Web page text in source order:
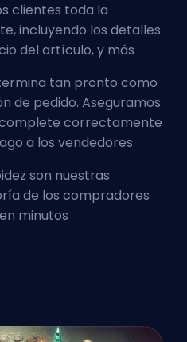
clientes toda la
incluyendo los detalles
del artículo, y más
tan pronto como
de pedido. Aseguramos
correctamente
a los vendedores
son nuestras
de los compradores
minutos